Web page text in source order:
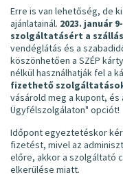
Erre is van lehetőség, de
ajánlatainál. 2023. január
szolgáltatásért a
vendéglátás és a
köszönhetően a SZÉP
nélkül használhatják fel a
fizethető
vásárold meg a kupont, és
Ügyfélszolgálaton" opciót!
Időpont egyeztetéskor
fizetést, mivel az
előre, akkor a szolgáltató
elkerülése miatt.